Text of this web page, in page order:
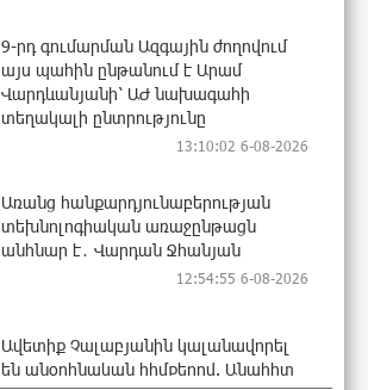
9-րդ գումարման Ազգային ժողովում
այս պահին ընթանում է Արամ
Վարդևանյանի՝ ԱԺ նախագահի
տեղակալի ընտրությունը
13:10:02 6-08-2026
Առանց հանքարդյունաբերության
տեխնոլոգիական առաջընթացն
անհնար է․ Վարդան Ջհանյան
12:54:55 6-08-2026
Ավետիք Չալաբյանին կալանավորել
են անօրինական հիմքերով. Անահիտ